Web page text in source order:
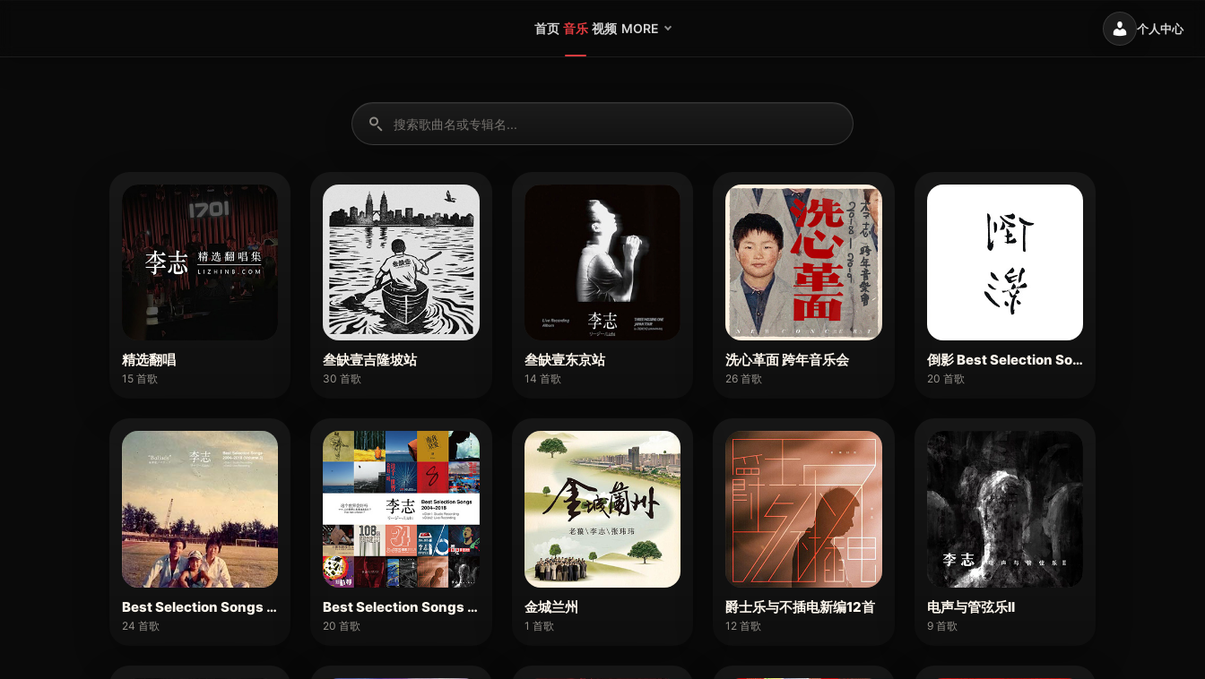
首页 音乐 视频 MORE 个人中心
精选翻唱
15 首歌
叁缺壹吉隆坡站
30 首歌
叁缺壹东京站
14 首歌
洗心革面 跨年音乐会
26 首歌
倒影 Best Selection Songs Vol.3
20 首歌
Best Selection Songs 2004-2018 Vol.2
24 首歌
Best Selection Songs 2004-2018
20 首歌
金城兰州
1 首歌
爵士乐与不插电新编12首
12 首歌
电声与管弦乐II
9 首歌